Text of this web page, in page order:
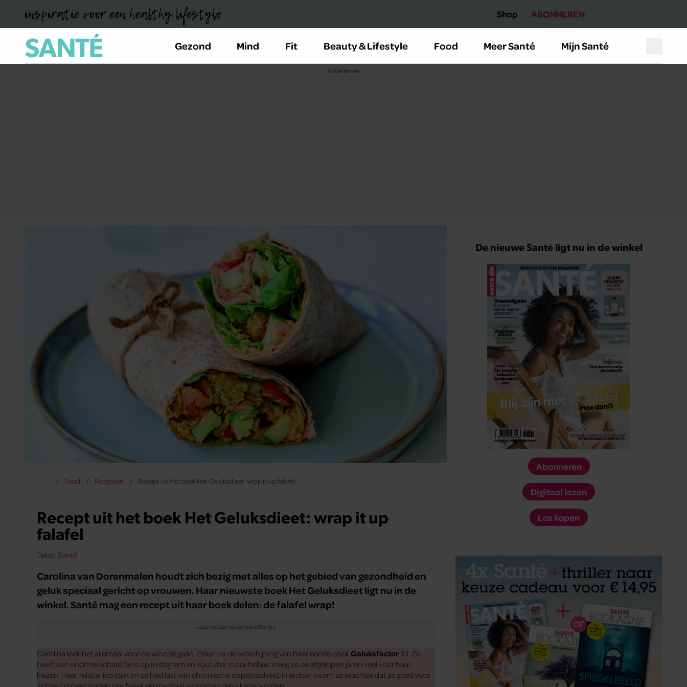
inspiratie voor een healthy lifestyle Shop ABONNEREN
Gezond Mind Fit Beauty & Lifestyle Food Meer Santé Mijn Santé
Food Recepten Recept uit het boek Het Geluksdieet: wrap it up falafel
Recept uit het boek Het Geluksdieet: wrap it up
falafel
Tekst: Santé
Carolina van Dorenmalen houdt zich bezig met alles op het gebied van gezondheid en
geluk speciaal gericht op vrouwen. Haar nieuwste boek Het Geluksdieet ligt nu in de
winkel. Santé mag een recept uit haar boek delen: de falafel wrap!
Carolina leek het allemaal voor de wind te gaan. Zeker na de verschijning van haar eerste boek Geluksfactor 10. Ze
heeft een enorme schare fans op Instagram en Youtube, maar helaas kreeg ze de afgelopen jaren veel voor haar
kiezen. Haar relatie liep stuk en ze had last van chronische slapeloosheid. Hierdoor kwam ze erachter dat ze goed voor
De nieuwe Santé ligt nu in de winkel
Abonneren
Digitaal lezen
Los kopen